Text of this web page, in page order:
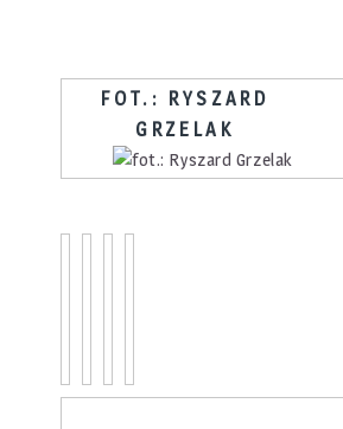
FOT.: RYSZARD
GRZELAK